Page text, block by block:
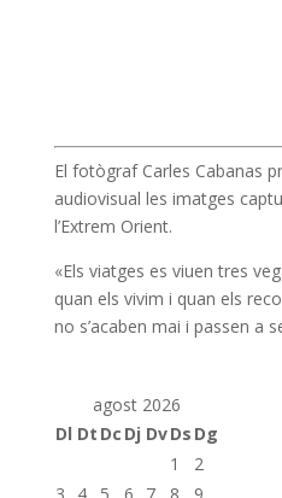
El fotògraf Carles Cabanas
audiovisual les imatges
l’Extrem Orient.
«Els viatges es viuen tres
quan els vivim i quan els
no s’acaben mai i passen a
agost 2026
Dl Dt Dc Dj DvDs Dg
1
2